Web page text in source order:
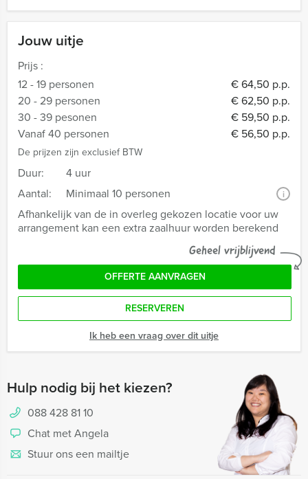
Jouw uitje
Prijs :
12 - 19 personen
€ 64,50 p.p.
20 - 29 personen
€ 62,50 p.p.
30 - 39 pesonen
€ 59,50 p.p.
Vanaf 40 personen
€ 56,50 p.p.
De prijzen zijn exclusief BTW
Duur:
4 uur
Aantal:
Minimaal 10 personen i
Afhankelijk van de in overleg gekozen locatie voor uw
arrangement kan een extra zaalhuur worden berekend
Geheel vrijblijvend
OFFERTE AANVRAGEN
RESERVEREN
Ik heb een vraag over dit uitje
Hulp nodig bij het kiezen?
088 428 81 10
Chat met Angela
Stuur ons een mailtje